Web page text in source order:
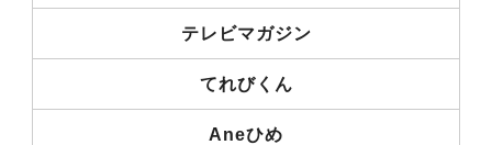
テレビマガジン
てれびくん
Aneひめ